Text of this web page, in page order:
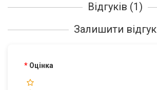
Відгуків (1)
Залишити відгук
Оцінка